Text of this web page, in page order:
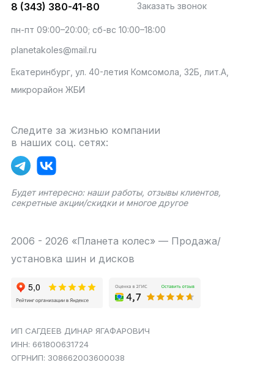
8 (343) 380-41-80 Заказать звонок
пн-пт 09:00–20:00; сб-вс 10:00–18:00
planetakoles@mail.ru
Екатеринбург, ул. 40-летия Комсомола, 32Б, лит.А,
микрорайон ЖБИ
Следите за жизнью компании
в наших соц. сетях:
Будет интересно: наши работы, отзывы клиентов,
секретные акции/скидки и многое другое
2006 - 2026 «Планета колес» — Продажа/
установка шин и дисков
ИП САГДЕЕВ ДИНАР ЯГАФАРОВИЧ
ИНН: 661800631724
ОГРНИП: 308662003600038